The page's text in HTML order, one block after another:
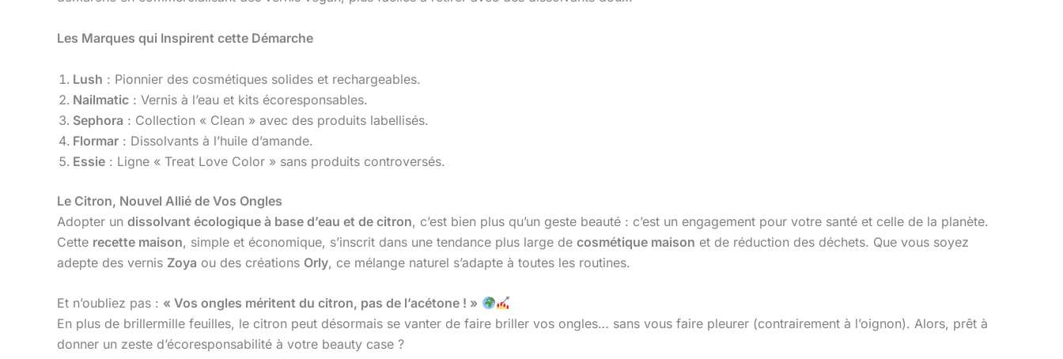
Les Marques qui Inspirent cette Démarche
Lush : Pionnier des cosmétiques solides et rechargeables.
Nailmatic : Vernis à l’eau et kits écoresponsables.
Sephora : Collection « Clean » avec des produits labellisés.
Flormar : Dissolvants à l’huile d’amande.
Essie : Ligne « Treat Love Color » sans produits controversés.
Le Citron, Nouvel Allié de Vos Ongles
Adopter un dissolvant écologique à base d’eau et de citron, c’est bien plus qu’un geste beauté : c’est un engagement pour votre santé et celle de la planète.
Cette recette maison, simple et économique, s’inscrit dans une tendance plus large de cosmétique maison et de réduction des déchets. Que vous soyez
adepte des vernis Zoya ou des créations Orly, ce mélange naturel s’adapte à toutes les routines.
Et n’oubliez pas : « Vos ongles méritent du citron, pas de l’acétone ! »
En plus de brillermille feuilles, le citron peut désormais se vanter de faire briller vos ongles… sans vous faire pleurer (contrairement à l’oignon). Alors, prêt à
donner un zeste d’écoresponsabilité à votre beauty case ?